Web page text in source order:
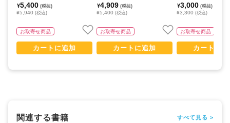
ット/6個入り】
¥5,400 (税抜)
¥5,940 (税込)
お取寄せ商品
カートに追加
り】
¥4,909 (税抜)
¥5,400 (税込)
お取寄せ商品
カートに追加
¥3,000 (税抜)
¥3,300 (税込)
お取寄せ商品
カートに
関連する書籍 すべて見る >